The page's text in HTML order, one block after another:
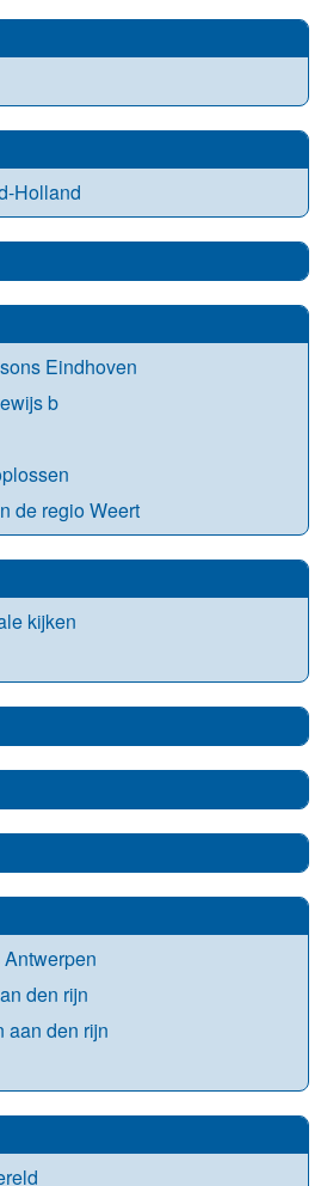
Holland
Eindhoven
b
de regio Weert
kijken
den rijn
aan den rijn